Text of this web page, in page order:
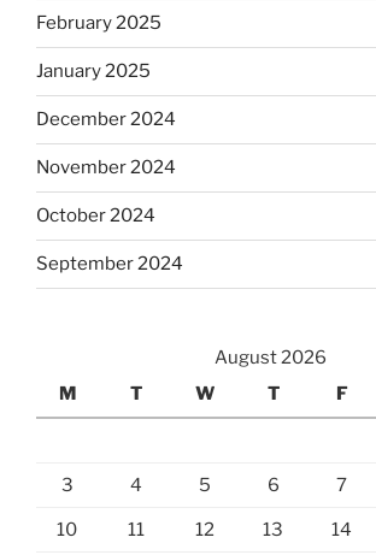
February 2025
January 2025
December 2024
November 2024
October 2024
September 2024
August 2026
M
T W T F
3 4 5 6 7
10 11 12 13 14